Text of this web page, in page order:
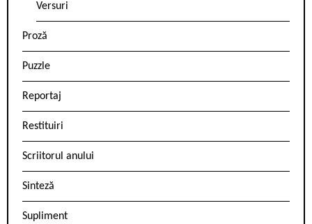
Versuri
Proză
Puzzle
Reportaj
Restituiri
Scriitorul anului
Sinteză
Supliment